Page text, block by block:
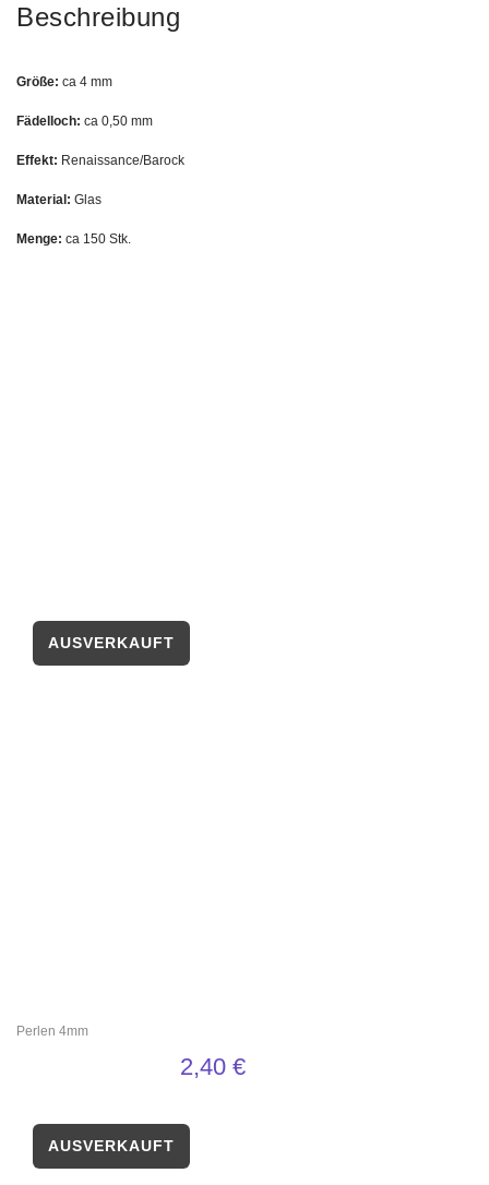
Beschreibung
Größe: ca 4 mm
Fädelloch: ca 0,50 mm
Effekt: Renaissance/Barock
Material: Glas
Menge: ca 150 Stk.
Perlen 4mm
2,40 €